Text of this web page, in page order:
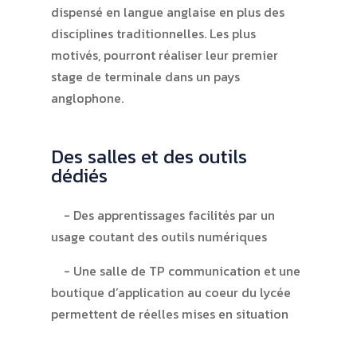
dispensé en langue anglaise en plus des
disciplines traditionnelles. Les plus
motivés, pourront réaliser leur premier
stage de terminale dans un pays
anglophone.
Des salles et des outils
dédiés
Des apprentissages facilités par un
usage coutant des outils numériques
Une salle de TP communication et une
boutique d’application au coeur du lycée
permettent de réelles mises en situation